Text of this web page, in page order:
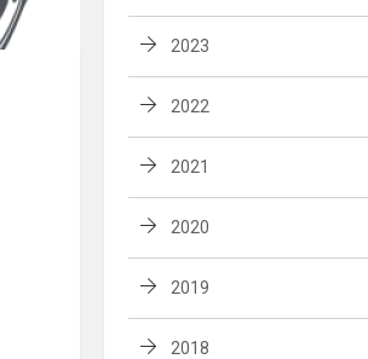
2023
2022
2021
2020
2019
2018